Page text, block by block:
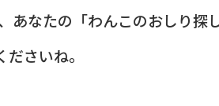
あなたの「わんこのおしり探
さいね。